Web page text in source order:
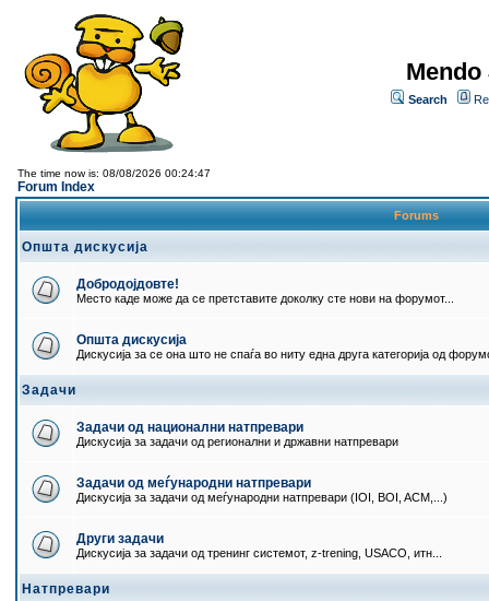
Search
The time now is: 08/08/2026 00:24:47
Forum Index
Forums
Општа дискусија
Добродојдовте!
Место каде може да се претставите доколку сте нови на форумот...
Општа дискусија
Дискусија за се она што не спаѓа во ниту една друга категорија од
Задачи
Задачи од национални натпревари
Дискусија за задачи од регионални и државни натпревари
Задачи од меѓународни натпревари
Дискусија за задачи од меѓународни натпревари (IOI, BOI, ACM,...)
Други задачи
Дискусија за задачи од тренинг системот, z-trening, USACO, итн...
Натпревари